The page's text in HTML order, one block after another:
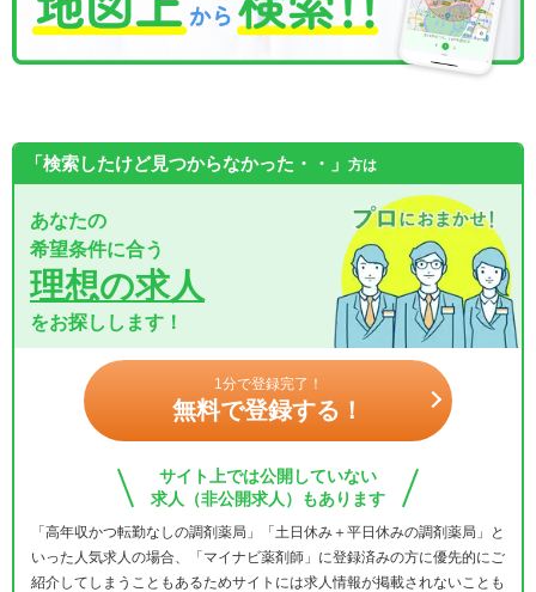
「検索したけど見つからなかった・・」 方は
あなたの
希望条件に合う
理想の求人
をお探しします！
1分で登録完了！
無料で登録する！
サイト上では公開していない
求人（非公開求人）もあります
「高年収かつ転勤なしの調剤薬局」「土日休み＋平日休みの調剤薬局」と
いった人気求人の場合、「マイナビ薬剤師」に登録済みの方に優先的にご
紹介してしまうこともあるためサイトには求人情報が掲載されないことも